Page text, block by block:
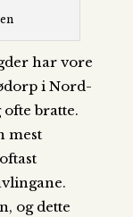
har vore
i Nord-
bratte.
mest
og dette